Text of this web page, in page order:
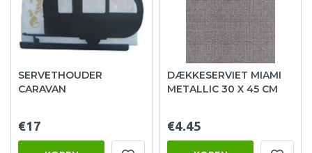
SERVETHOUDER
CARAVAN
€17
DÆKKESERVIET MIAMI
METALLIC 30 X 45 CM
€4.45